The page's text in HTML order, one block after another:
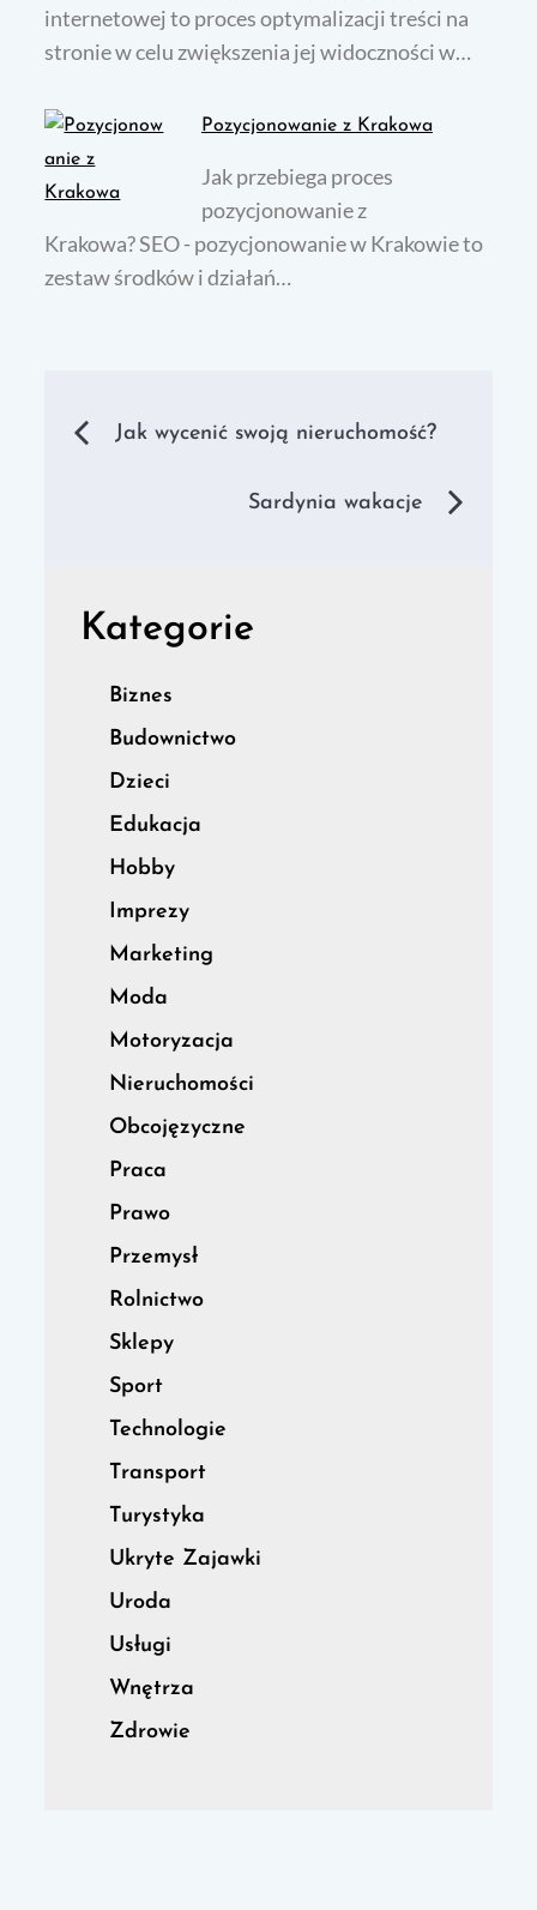
internetowej to proces optymalizacji treści na
stronie w celu zwiększenia jej widoczności w…
Pozycjonowanie z Krakowa
Jak przebiega proces
pozycjonowanie z
Krakowa? SEO - pozycjonowanie w Krakowie to
zestaw środków i działań…
Nawigacja
Jak wycenić swoją nieruchomość?
Sardynia wakacje
Kategorie
Biznes
Budownictwo
Dzieci
Edukacja
Hobby
Imprezy
Marketing
Moda
Motoryzacja
Nieruchomości
Obcojęzyczne
Praca
Prawo
Przemysł
Rolnictwo
Sklepy
Sport
Technologie
Transport
Turystyka
Ukryte Zajawki
Uroda
Usługi
Wnętrza
Zdrowie